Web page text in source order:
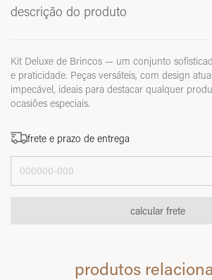
descrição do produto
Kit Deluxe de Brincos — um conjunto
e praticidade. Peças versáteis, com design
impecável, ideais para destacar qualquer
ocasiões especiais.
frete e prazo de entrega
Entregas para o CEP:
calcular frete
produtos